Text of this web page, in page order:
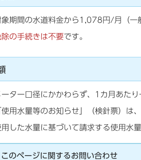
象期間の水道料金から1,078円/月（一
除の手続きは不要です。
ーター口径にかかわらず、1カ月あたり
使用水量等のお知らせ」（検針票）は
用した水量に基づいて請求する使用水
このページに関するお問い合わせ